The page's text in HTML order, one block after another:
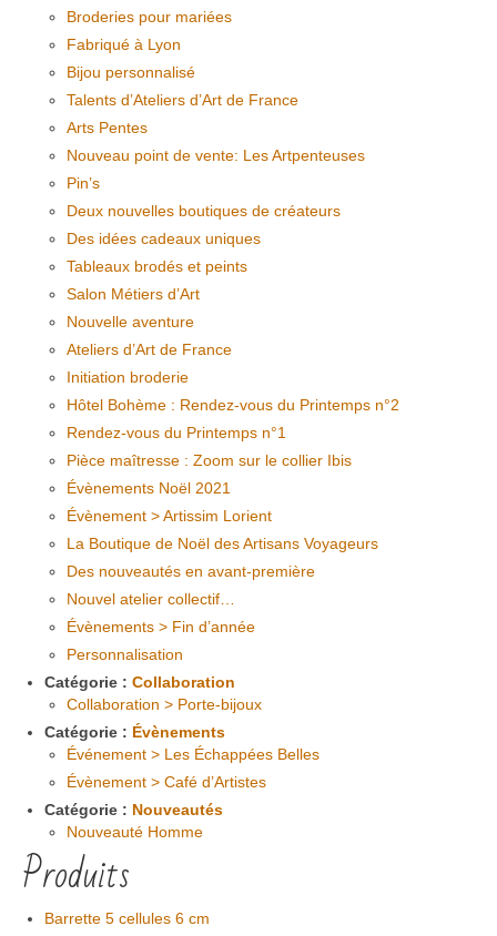
Broderies pour mariées
Fabriqué à Lyon
Bijou personnalisé
Talents d’Ateliers d’Art de France
Arts Pentes
Nouveau point de vente: Les Artpenteuses
Pin’s
Deux nouvelles boutiques de créateurs
Des idées cadeaux uniques
Tableaux brodés et peints
Salon Métiers d’Art
Nouvelle aventure
Ateliers d’Art de France
Initiation broderie
Hôtel Bohème : Rendez-vous du Printemps n°2
Rendez-vous du Printemps n°1
Pièce maîtresse : Zoom sur le collier Ibis
Évènements Noël 2021
Évènement > Artissim Lorient
La Boutique de Noël des Artisans Voyageurs
Des nouveautés en avant-première
Nouvel atelier collectif…
Évènements > Fin d’année
Personnalisation
Catégorie : Collaboration
Collaboration > Porte-bijoux
Catégorie : Évènements
Événement > Les Échappées Belles
Évènement > Café d’Artistes
Catégorie : Nouveautés
Nouveauté Homme
Produits
Barrette 5 cellules 6 cm